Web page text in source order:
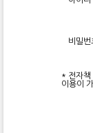
비밀번
* 전자책
이용이